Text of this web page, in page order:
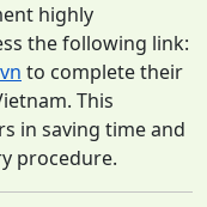
cơ sở
lại
highly
the following link:
to complete their
This
in saving time and
procedure.